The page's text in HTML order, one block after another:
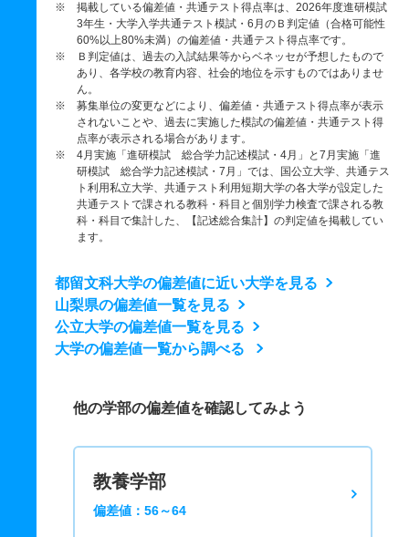
※ 掲載している偏差値・共通テスト得点率は、2026年度進研模試
3年生・大学入学共通テスト模試・6月のＢ判定値（合格可能性
60%以上80%未満）の偏差値・共通テスト得点率です。
※ Ｂ判定値は、過去の入試結果等からベネッセが予想したもので
あり、各学校の教育内容、社会的地位を示すものではありませ
ん。
※ 募集単位の変更などにより、偏差値・共通テスト得点率が表示
されないことや、過去に実施した模試の偏差値・共通テスト得
点率が表示される場合があります。
※ 4月実施「進研模試 総合学力記述模試・4月」と7月実施「進
研模試 総合学力記述模試・7月」では、国公立大学、共通テス
ト利用私立大学、共通テスト利用短期大学の各大学が設定した
共通テストで課される教科・科目と個別学力検査で課される教
科・科目で集計した、【記述総合集計】の判定値を掲載してい
ます。
都留文科大学の偏差値に近い大学を見る
山梨県の偏差値一覧を見る
公立大学の偏差値一覧を見る
大学の偏差値一覧から調べる
他の学部の偏差値を確認してみよう
教養学部
偏差値：56～64